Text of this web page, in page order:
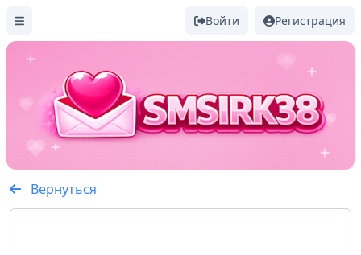
Войти Регистрация
Вернуться